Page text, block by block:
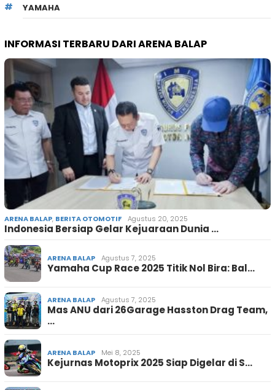
YAMAHA
INFORMASI TERBARU DARI ARENA BALAP
ARENA BALAP, BERITA OTOMOTIF Agustus 20, 2025
Indonesia Bersiap Gelar Kejuaraan Dunia …
ARENA BALAP Agustus 7, 2025
Yamaha Cup Race 2025 Titik Nol Bira: Bal…
ARENA BALAP Agustus 7, 2025
Mas ANU dari 26Garage Hasston Drag Team,
…
ARENA BALAP Mei 8, 2025
Kejurnas Motoprix 2025 Siap Digelar di S…